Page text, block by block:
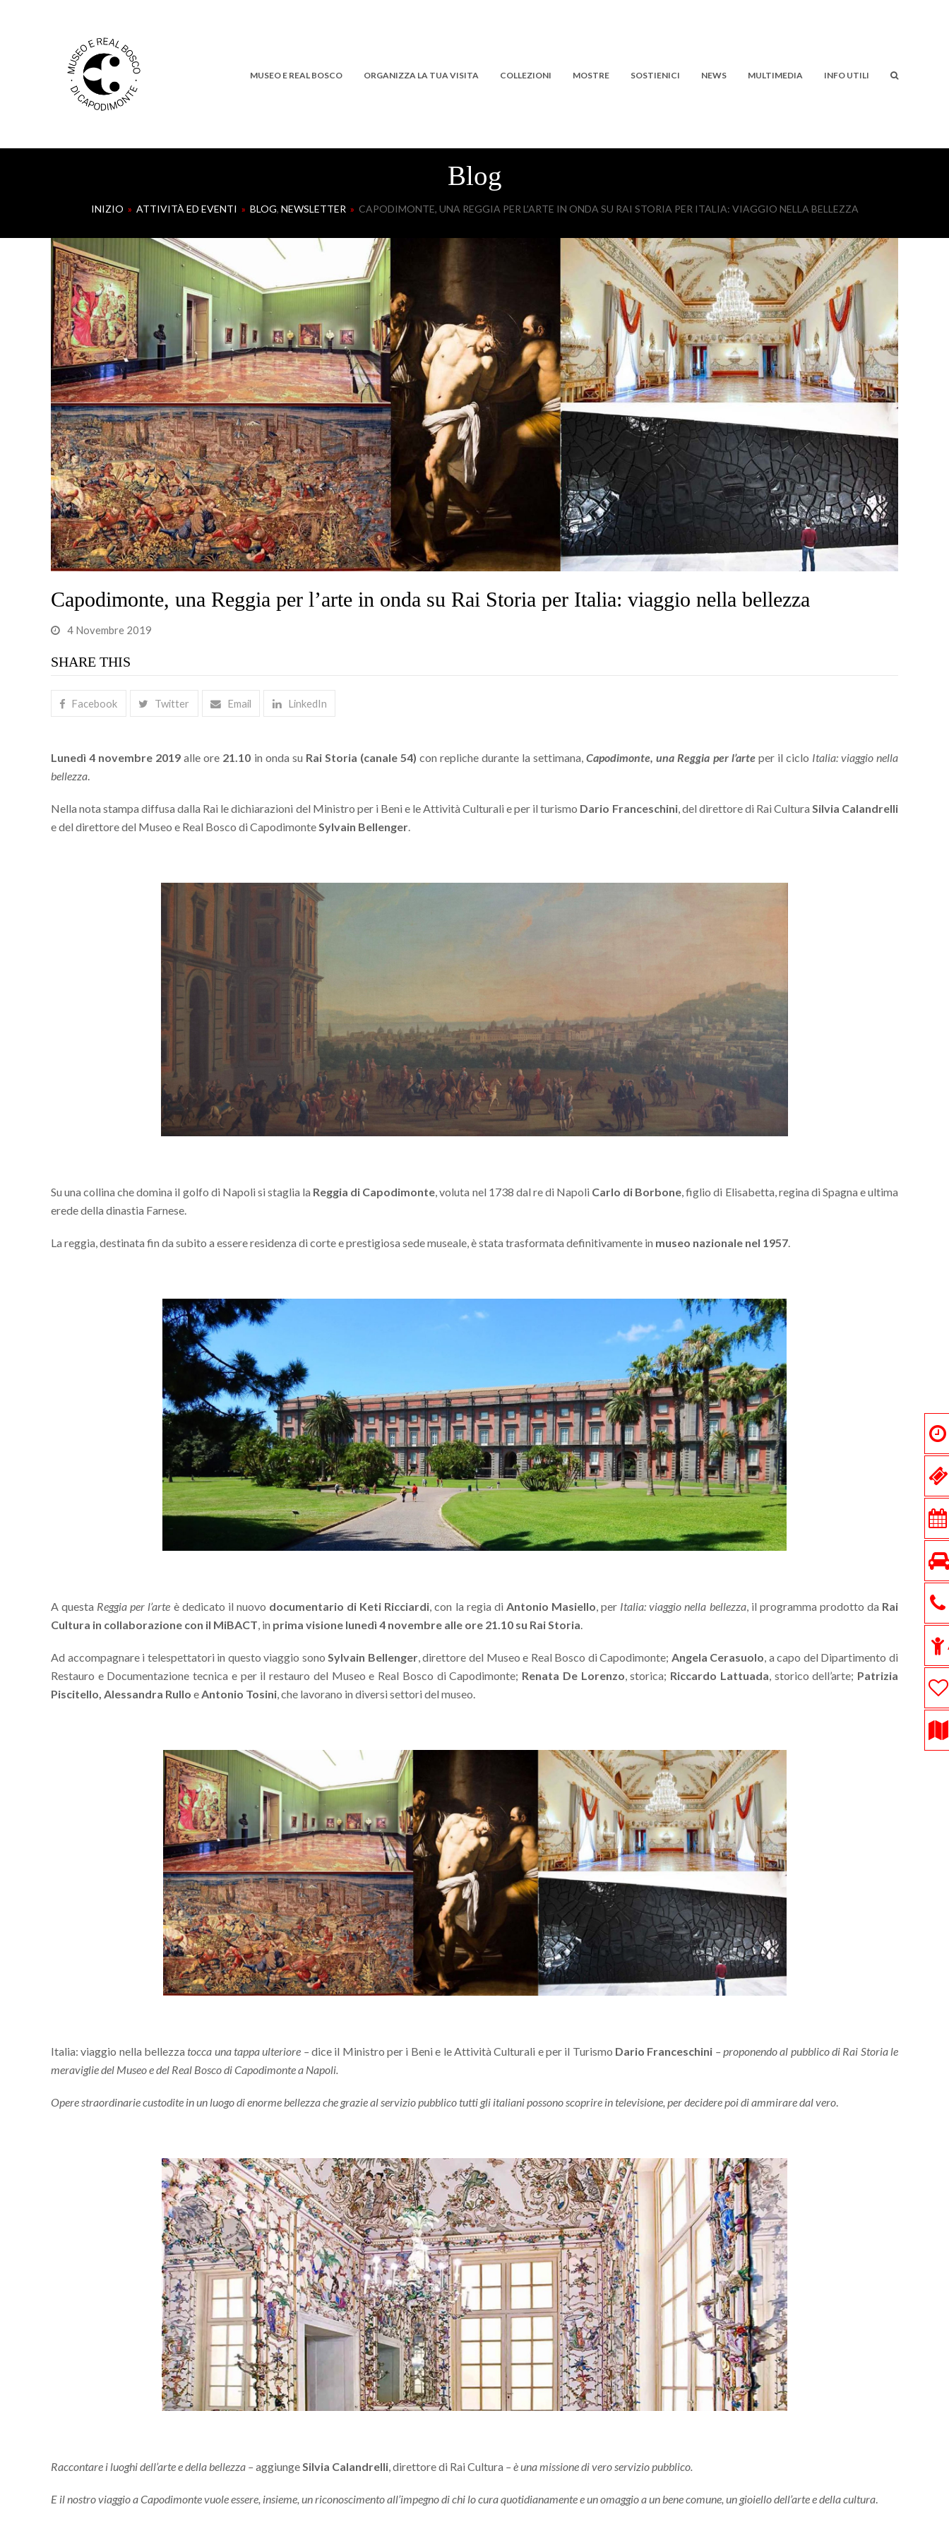
MUSEO E REAL BOSCO ORGANIZZA LA TUA VISITA COLLEZIONI MOSTRE SOSTIENICI NEWS MULTIMEDIA INFO UTILI
Blog
INIZIO » ATTIVITÀ ED EVENTI » BLOG, NEWSLETTER » CAPODIMONTE, UNA REGGIA PER L’ARTE IN ONDA SU RAI STORIA PER ITALIA: VIAGGIO NELLA BELLEZZA
Capodimonte, una Reggia per l’arte in onda su Rai Storia per Italia: viaggio nella bellezza
4 Novembre 2019
SHARE THIS
Facebook Twitter Email LinkedIn
Lunedì 4 novembre 2019 alle ore 21.10 in onda su Rai Storia (canale 54) con repliche durante la settimana,Capodimonte, una Reggia per l’arteper il ciclo Italia: viaggio nella
bellezza.
Nella nota stampa diffusa dalla Rai le dichiarazioni del Ministro per i Beni e le Attività Culturali e per il turismo Dario Franceschini, del direttore di Rai Cultura Silvia Calandrelli
e del direttore del Museo e Real Bosco di CapodimonteSylvain Bellenger.
Su una collina che domina il golfo di Napoli si staglia la Reggia di Capodimonte , voluta nel 1738 dal re di Napoli Carlo di Borbone , figlio di Elisabetta, regina di Spagna e ultima
erede della dinastia Farnese.
La reggia, destinata fin da subito a essere residenza di corte e prestigiosa sede museale, è stata trasformata definitivamente in museo nazionale nel 1957
A questa Reggia per l’arte è dedicato il nuovo documentario di Keti Ricciardi, con la regia di Antonio Masiello, per Italia: viaggio nella bellezza, il programma prodotto da Rai
Cultura in collaborazione con il MiBACT, in prima visione lunedì 4 novembre alle ore 21.10 su Rai Storia.
Ad accompagnare i telespettatori in questo viaggio sonoSylvain Bellenger, direttore del Museo e Real Bosco di Capodimonte; Angela Cerasuolo, a capo del Dipartimento di
Restauro e Documentazione tecnica e per il restauro del Museo e Real Bosco di Capodimonte; Renata De Lorenzo, storica; Riccardo Lattuada, storico dell’arte; Patrizia
Piscitello, Alessandra Rullo eAntonio Tosini, che lavorano in diversi settori del museo.
Italia: viaggio nella bellezza tocca una tappa ulteriore –dice il Ministro per i Beni e le Attività Culturali e per il Turismo Dario Franceschini – proponendo al pubblico di Rai Storia le
meraviglie del Museo e del Real Bosco di Capodimonte a Napoli.
Opere straordinarie custodite in un luogo di enorme bellezza che grazie al servizio pubblico tutti gli italiani possono scoprire in televisione, per decidere poi di ammirare dal vero
Raccontare i luoghi dell’arte e della bellezza –aggiunge Silvia Calandrelli , direttore di Rai Cultura – è una missione di vero servizio pubblico.
E il nostro viaggio a Capodimonte vuole essere, insieme, un riconoscimento all’impegno di chi lo cura quotidianamente e un omaggio a un bene comune, un gioiello dell’arte e della cultura